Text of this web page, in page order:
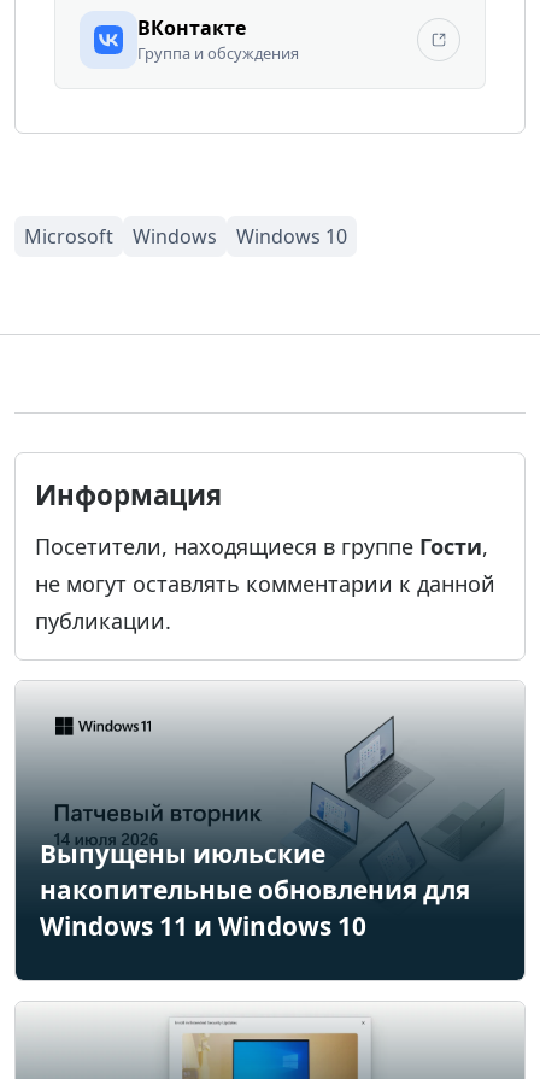
ВКонтакте
Группа и обсуждения
Информация
Посетители, находящиеся в группе Гости,
не могут оставлять комментарии к данной
публикации.
Выпущены июльские
накопительные обновления для
Windows 11 и Windows 10